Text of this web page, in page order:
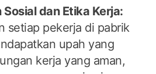
Sosial dan Etika Kerja:
setiap pekerja di pabrik
upah yang
kerja yang aman,